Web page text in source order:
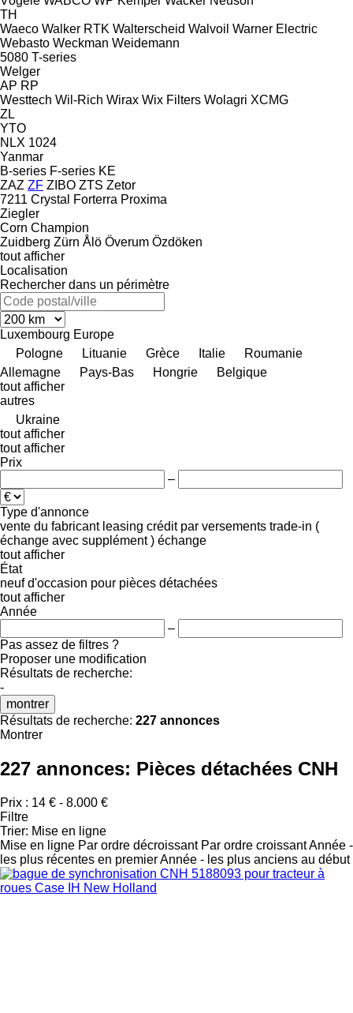
TH
Waeco Walker RTK Walterscheid Walvoil Warner Electric
Webasto Weckman Weidemann
5080 T-series
Welger
AP RP
Westtech Wil-Rich Wirax Wix Filters Wolagri XCMG
ZL
YTO
NLX 1024
Yanmar
B-series F-series KE
ZAZ ZF ZIBO ZTS Zetor
7211 Crystal Forterra Proxima
Ziegler
Corn Champion
Zuidberg Zürn Ålö Överum Özdöken
tout afficher
Localisation
Rechercher dans un périmètre
Luxembourg Europe
Pologne
Lituanie Grèce Italie
Roumanie
Allemagne
Pays-Bas Hongrie
Belgique
tout afficher
autres
Ukraine
tout afficher
tout afficher
Prix
–
Type d'annonce
vente du fabricant leasing crédit par versements trade-in (
échange avec supplément ) échange
tout afficher
État
neuf d'occasion pour pièces détachées
tout afficher
Année
–
Pas assez de filtres ?
Proposer une modification
Résultats de recherche:
-
montrer
Résultats de recherche: 227 annonces
Montrer
227 annonces: Pièces détachées CNH
Prix : 14 € - 8.000 €
Filtre
Trier: Mise en ligne
Mise en ligne Par ordre décroissant Par ordre croissantAnnée -
les plus récentes en premierAnnée - les plus anciens au début